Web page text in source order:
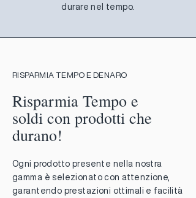
durare nel tempo.
RISPARMIA TEMPO E DENARO
Risparmia Tempo e
soldi con prodotti che
durano!
Ogni prodotto presente nella nostra
gamma è selezionato con attenzione,
garantendo prestazioni ottimali e facilità